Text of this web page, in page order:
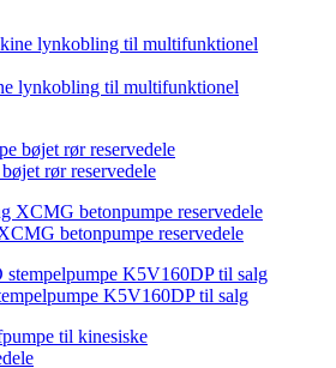
lynkobling til multifunktionel
rør reservedele
betonpumpe reservedele
K5V160DP til salg